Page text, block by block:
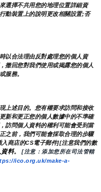
選擇不共用您的地理位置詳細資
動裝置上的說明更改相關設置;否
以合法理由反對處理您的個人資
撤回您對我們使用或揭露您的個人
服務。
上述目的。您有權要求訪問和接收
新和更正您的個人數據中的不準確
訪問個人資料的權利可能會受到當
之前，我們可能會採取合理的步驟
商店的CS電子郵件][注意我們的數
料。
[注意：添加您所在司法管轄
ico.org.uk/make-a-